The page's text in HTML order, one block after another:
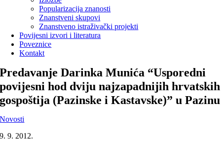
Popularizacija znanosti
Znanstveni skupovi
Znanstveno istraživački projekti
Povijesni izvori i literatura
Poveznice
Kontakt
Predavanje Darinka Munića “Usporedni
povijesni hod dviju najzapadnijih hrvatskih
gospoštija (Pazinske i Kastavske)” u Pazinu
Novosti
9. 9. 2012.